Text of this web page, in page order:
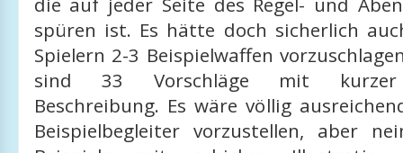
spüren ist. Es hätte doch sicherlich
Spielern 2-3 Beispielwaffen
sind 33 Vorschläge mit kurzer
Beschreibung. Es wäre völlig
Beispielbegleiter vorzustellen, aber